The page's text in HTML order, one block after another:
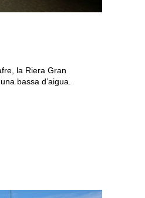
la Riera Gran
bassa d’aigua.